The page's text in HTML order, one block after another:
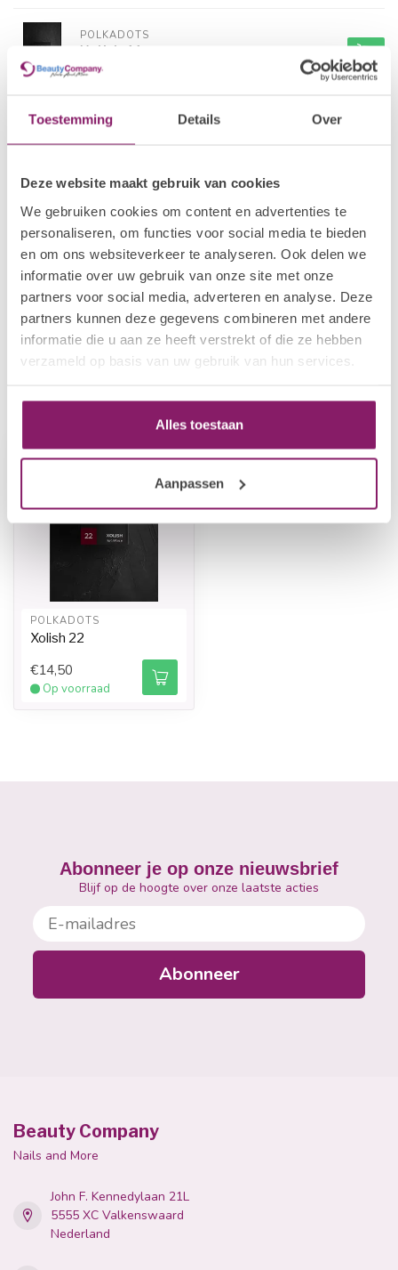
Toestemming Details Over
Deze website maakt gebruik van cookies
We gebruiken cookies om content en advertenties te
personaliseren, om functies voor social media te bieden
en om ons websiteverkeer te analyseren. Ook delen we
informatie over uw gebruik van onze site met onze
partners voor social media, adverteren en analyse. Deze
partners kunnen deze gegevens combineren met andere
informatie die u aan ze heeft verstrekt of die ze hebben
verzameld op basis van uw gebruik van hun services.
Alles toestaan
Aanpassen
POLKADOTS
Xolish 11
Op voorraad
POLKADOTS
POLKADOTS
Xolish 15
Niet op voorraad
€14,50
POLKADOTS
Xolish 16
Op voorraad
€14,50
Recent bekeken
POLKADOTS
Xolish 22
€14,50
Op voorraad
Abonneer je op onze nieuwsbrief
Blijf op de hoogte over onze laatste acties
E-mailadres
Abonneer
Beauty Company
Nails and More
John F. Kennedylaan 21L
5555 XC Valkenswaard
Nederland